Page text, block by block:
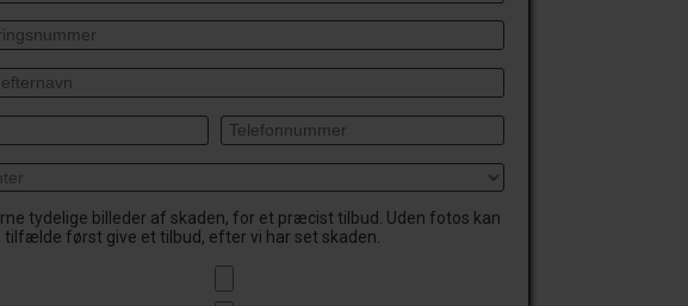
tydelige billeder af skaden, for et præcist tilbud. Uden fotos kan
tilfælde først give et tilbud, efter vi har set skaden.